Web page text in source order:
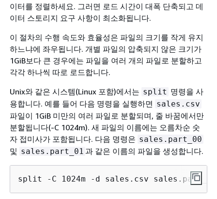
이터를 정렬하세요. 그러면 로드 시간이 대폭 단축되고 데
이터 스토리지 요구 사항이 최소화됩니다.
이 절차의 수행 속도와 효율성은 파일의 크기를 작게 유지
하느냐에 좌우됩니다. 개별 파일의 압축되지 않은 크기가
1GiB보다 큰 경우에는 파일을 여러 개의 파일로 분할하고
각각 하나씩 따로 로드합니다.
Unix와 같은 시스템(Linux 포함)에서는 split 명령을 사
용합니다. 예를 들어 다음 명령을 실행하면 sales.csv
파일이 1GiB 미만의 여러 파일로 분할되며, 줄 바꿈에서만
분할됩니다(-C 1024m). 새 파일의 이름에는 오름차순 숫
자 접미사가 포함됩니다. 다음 명령은 sales.part_00
및 sales.part_01 과 같은 이름의 파일을 생성합니다.
split -C 1024m -d sales.csv sales.part_